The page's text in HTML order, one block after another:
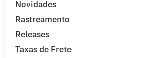
Novidades
Rastreamento
Releases
Taxas de Frete